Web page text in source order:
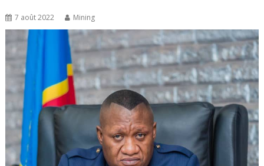
7 août 2022 Mining